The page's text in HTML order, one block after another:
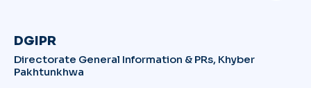
DGIPR
Directorate General Information & PRs, Khyber
Pakhtunkhwa